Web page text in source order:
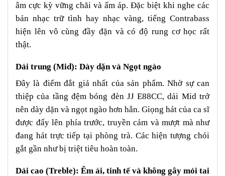
âm cực kỳ vững chãi và ấm áp. Đặc biệt khi nghe các
bản nhạc trữ tình hay nhạc vàng, tiếng Contrabass
hiện lên vô cùng đầy đặn và có độ rung cơ học rất
thật.
Dải trung (Mid): Dày dặn và Ngọt ngào
Đây là điểm đắt giá nhất của sản phẩm. Nhờ sự can
thiệp của tầng đệm bóng đèn JJ E88CC, dải Mid trở
nên dày dặn và ngọt ngào hơn hẳn. Giọng hát của ca sĩ
được đẩy lên phía trước, truyền cảm và mượt mà như
đang hát trực tiếp tại phòng trà. Các hiện tượng chói
gắt gần như bị triệt tiêu hoàn toàn.
Dải cao (Treble): Êm ái, tinh tế và không gây mỏi tai